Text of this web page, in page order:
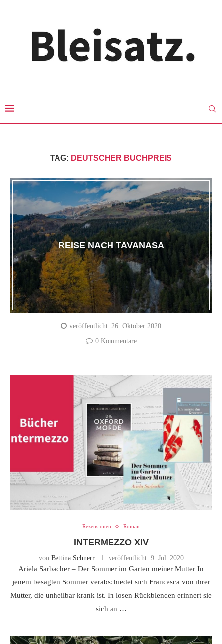
TAG: DEUTSCHER BUCHPREIS
REISE NACH TAVANASA
veröffentlicht: 26. Oktober 2020
0 Kommentare
Rezensionen Roman
INTERMEZZO XIV
von Bettina Schnerr veröffentlicht: 9. Juli 2020
Ariela Sarbacher – Der Sommer im Garten meiner Mutter In
jenem besagten Sommer verabschiedet sich Francesca von ihrer
Mutter, die unheilbar krank ist. In losen Rückblenden erinnert sie
sich an …